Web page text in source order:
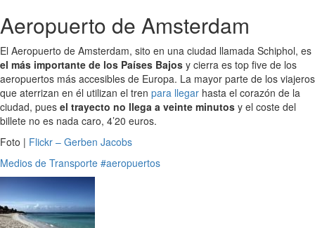
Aeropuerto de Amsterdam
El Aeropuerto de Amsterdam, sito en una ciudad llamada Schiphol, es
el más importante de los Países Bajos y cierra es top five de los
aeropuertos más accesibles de Europa. La mayor parte de los viajeros
que aterrizan en él utilizan el tren para llegar hasta el corazón de la
ciudad, pues el trayecto no llega a veinte minutos y el coste del
billete no es nada caro, 4’20 euros.
Foto | Flickr – Gerben Jacobs
Medios de Transporte #aeropuertos